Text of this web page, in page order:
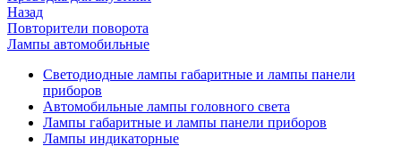
Назад
Повторители поворота
Лампы автомобильные
Светодиодные лампы габаритные и лампы панели
приборов
Автомобильные лампы головного света
Лампы габаритные и лампы панели приборов
Лампы индикаторные